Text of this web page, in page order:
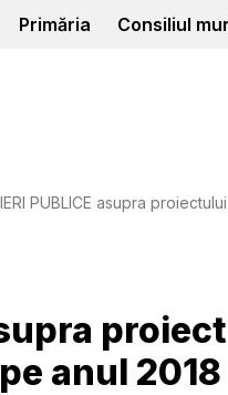
Primăria Consiliul
PUBLICE asupra proiectului bugetului
anul 2018